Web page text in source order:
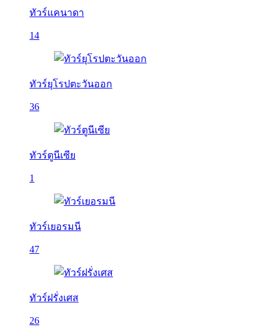
ทัวร์แคนาดา
14
ทัวร์ยุโรปตะวันออก
36
ทัวร์ตูนีเซีย
1
ทัวร์เยอรมนี
47
ทัวร์ฝรั่งเศส
26